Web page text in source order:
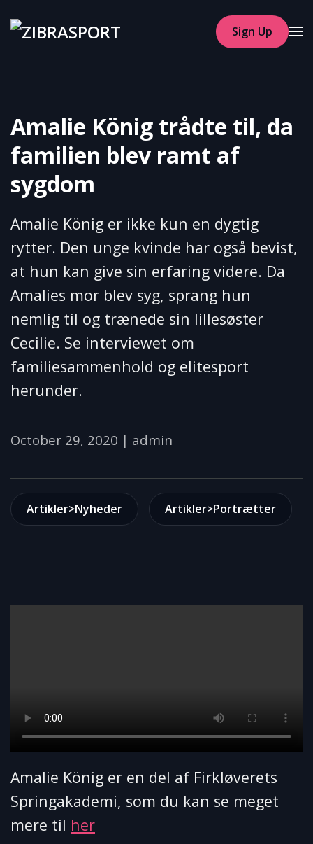
Skip to main content
Sign Up
Amalie König trådte til, da
familien blev ramt af
sygdom
Amalie König er ikke kun en dygtig
rytter. Den unge kvinde har også bevist,
at hun kan give sin erfaring videre. Da
Amalies mor blev syg, sprang hun
nemlig til og trænede sin lillesøster
Cecilie. Se interviewet om
familiesammenhold og elitesport
herunder.
October 29, 2020 | admin
Artikler>Nyheder Artikler>Portrætter
Amalie König er en del af Firkløverets
Springakademi, som du kan se meget
mere til her